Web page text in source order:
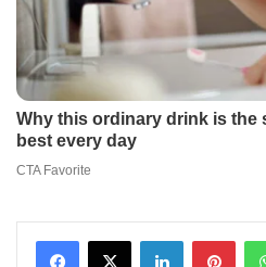
Facebook
X LinkedIn